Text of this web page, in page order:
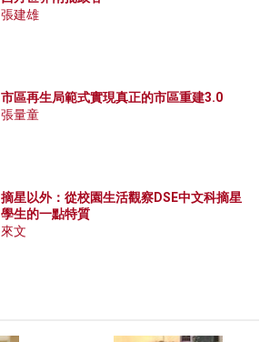
張建雄
市區再生局範式實現真正的市區重建3.0
張量童
摘星以外：從校園生活觀察DSE中文科摘星
學生的一點特質
來文